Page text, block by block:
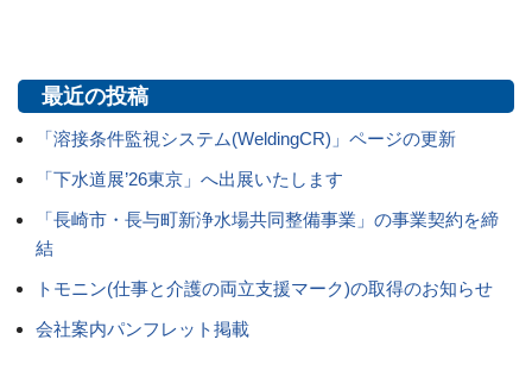
最近の投稿
「溶接条件監視システム(WeldingCR)」ページの更新
「下水道展’26東京」へ出展いたします
「長崎市・長与町新浄水場共同整備事業」の事業契約を締
結
トモニン(仕事と介護の両立支援マーク)の取得のお知らせ
会社案内パンフレット掲載